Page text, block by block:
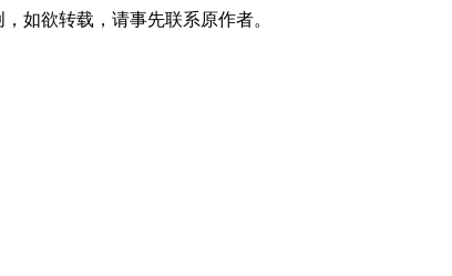
如欲转载，请事先联系原作者。